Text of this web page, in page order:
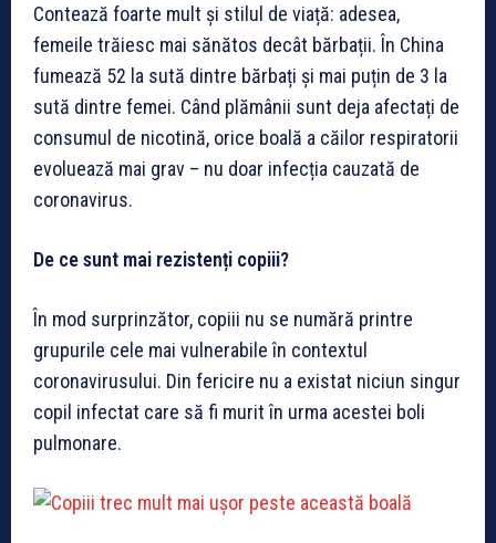
Contează foarte mult și stilul de viață: adesea,
femeile trăiesc mai sănătos decât bărbații. În China
fumează 52 la sută dintre bărbați și mai puțin de 3 la
sută dintre femei. Când plămânii sunt deja afectați de
consumul de nicotină, orice boală a căilor respiratorii
evoluează mai grav – nu doar infecția cauzată de
coronavirus.
De ce sunt mai rezistenți copiii?
În mod surprinzător, copiii nu se numără printre
grupurile cele mai vulnerabile în contextul
coronavirusului. Din fericire nu a existat niciun singur
copil infectat care să fi murit în urma acestei boli
pulmonare.